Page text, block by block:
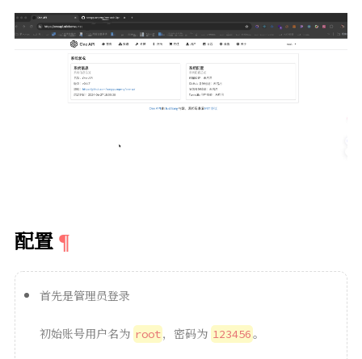
配置
首先是管理员登录
初始账号用户名为 root，密码为 123456。